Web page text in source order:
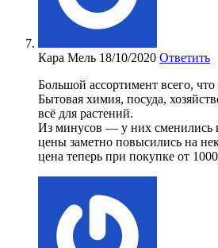
Кара Мель 18/10/2020 Ответить
Большой ассортимент всего,
Бытовая химия, посуда,
всё для растений.
Из минусов — у них сменились
цены заметно повысились на
цена теперь при покупке от